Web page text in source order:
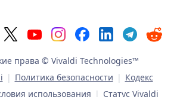
права © Vivaldi Technologies™
| Политика безопасности | Кодекс
использования | Статус Vivaldi